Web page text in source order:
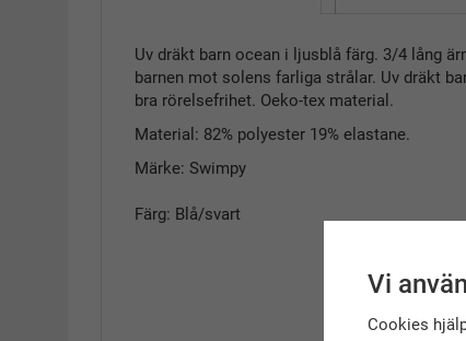
Uv dräkt barn ocean i ljusblå färg. 3/4 lång
barnen mot solens farliga strålar. Uv dräkt
bra rörelsefrihet. Oeko-tex material.
Material: 82% polyester 19% elastane.
Märke: Swimpy
Färg: Blå/svart
Vi
Cookies